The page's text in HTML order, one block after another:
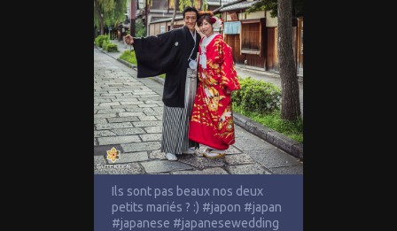
Ils sont pas beaux nos deux
petits mariés ? :) #japon #japan
#japanese #japanesewedding